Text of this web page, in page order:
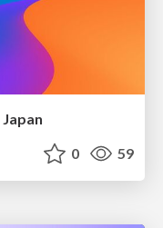
0 59